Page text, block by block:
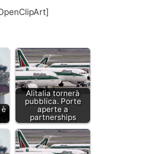
Alitalia tornerà
pubblica. Porte
aperte a
partnerships